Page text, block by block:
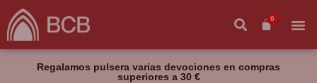
0
Regalamos pulsera varias devociones en compras
superiores a 30 €